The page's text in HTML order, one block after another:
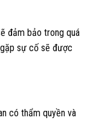
đảm bảo trong quá
sự cố sẽ được
có thẩm quyền và